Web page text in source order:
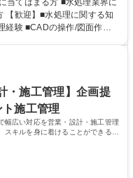
水処理に関わるノウハウを
高くプロジェクト案件を遂
当てはまる方 ■水処理業界に
【歓迎】■水処理に関する知
面作成
技術・装置を取り入れ、時
。お客様のニーズに応える
ナンスまでトータルでサポ
・施工管理】企画提
施工管理
幅広い対応を営業・設計・施工管理
キルを身に着けることができる環